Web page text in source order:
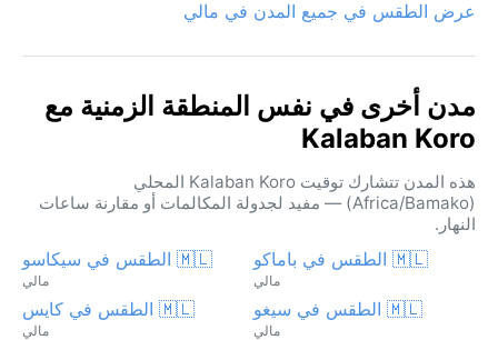
عرض الطقس في جميع المدن في مالي
مدن أخرى في نفس المنطقة الزمنية مع
Kalaban Koro
هذه المدن تتشارك توقيت Kalaban Koro المحلي
(Africa/Bamako) — مفيد لجدولة المكالمات أو مقارنة ساعات
النهار.
🇲🇱 الطقس في باماكو
مالي
🇲🇱 الطقس في سيكاسو
مالي
🇲🇱 الطقس في سيغو
مالي
🇲🇱 الطقس في كايس
مالي